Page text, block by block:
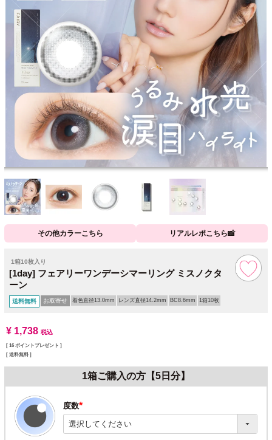
その他カラーこちら リアルレポこちら📸
1箱10枚入り
[1day] フェアリーワンデーシマーリング ミスノクタ
ーン
送料無料 お取寄せ 着色直径13.0mm レンズ直径14.2mm BC8.6mm 1箱10枚
¥ 1,738 税込
[ 16 ポイントプレゼント ]
送料無料
1箱ご購入の方【5日分】
度数
(必
須)